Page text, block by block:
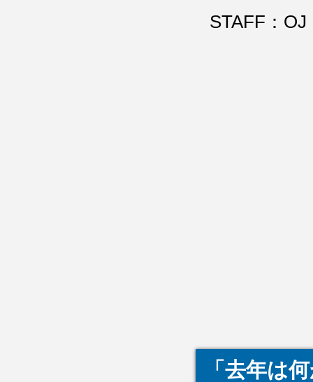
STAFF：OJ
「去年は